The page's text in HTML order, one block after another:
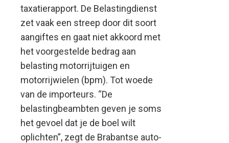
taxatierapport. De Belastingdienst
zet vaak een streep door dit soort
aangiftes en gaat niet akkoord met
het voorgestelde bedrag aan
belasting motorrijtuigen en
motorrijwielen (bpm). Tot woede
van de importeurs. “De
belastingbeambten geven je soms
het gevoel dat je de boel wilt
oplichten”, zegt de Brabantse auto-